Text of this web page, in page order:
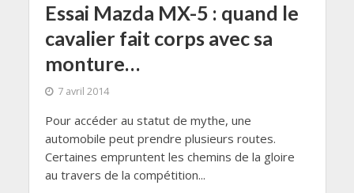
Essai Mazda MX-5 : quand le
cavalier fait corps avec sa
monture…
7 avril 2014
Pour accéder au statut de mythe, une
automobile peut prendre plusieurs routes.
Certaines empruntent les chemins de la gloire
au travers de la compétition...